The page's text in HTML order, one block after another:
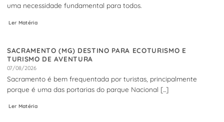
uma necessidade fundamental para todos.
Ler Matéria
SACRAMENTO (MG) DESTINO PARA ECOTURISMO E
TURISMO DE AVENTURA
07/08/2026
Sacramento é bem frequentada por turistas, principalmente
porque é uma das portarias do parque Nacional [...]
Ler Matéria